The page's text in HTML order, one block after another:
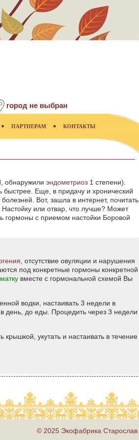
город не выбран
ПАРТНЕРАМ КОНТАКТЫ
обнаружили эндометриоз 1 степени).
быстрее. Еще, в придачу и хронический
Вот, зашла в интернет, почитать
Настойку или отвар, что лучше? Может
гормоны с приемом настойки Боровой
, отсутствие овуляции и нарушения
под конкретные гормоны конкретной
вместе с гормональной схемой Вы
водки, настаивать 3 недели в
день, до еды. Процедить через 3 недели
укутать и настаивать в течение
© 2025 Экофабрика Старослав